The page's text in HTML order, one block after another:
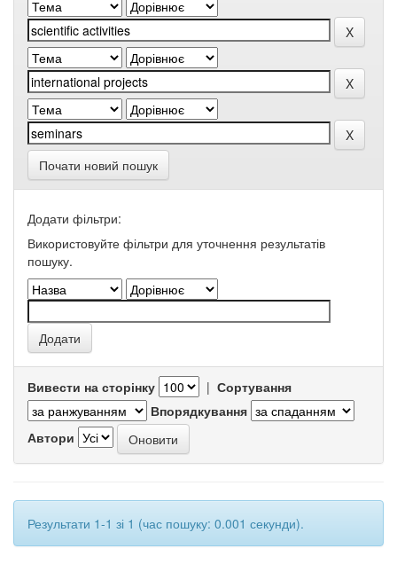
Почати новий пошук
Додати фільтри:
Використовуйте фільтри для уточнення результатів
пошуку.
Вивести на сторінку | Сортування
Впорядкування
Автори
Результати 1-1 зі 1 (час пошуку: 0.001 секунди).